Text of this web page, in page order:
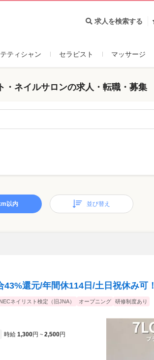
求人を検索する
ティシャン セラピスト マッサージ
・ネイルサロンの求人・転職・募集
以内 並び替え
還元/年間休114日/土日祝休み可！
ネイリスト検定（旧JNA） オープニング 研修制度あり
時給 1,300円 ~ 2,500円